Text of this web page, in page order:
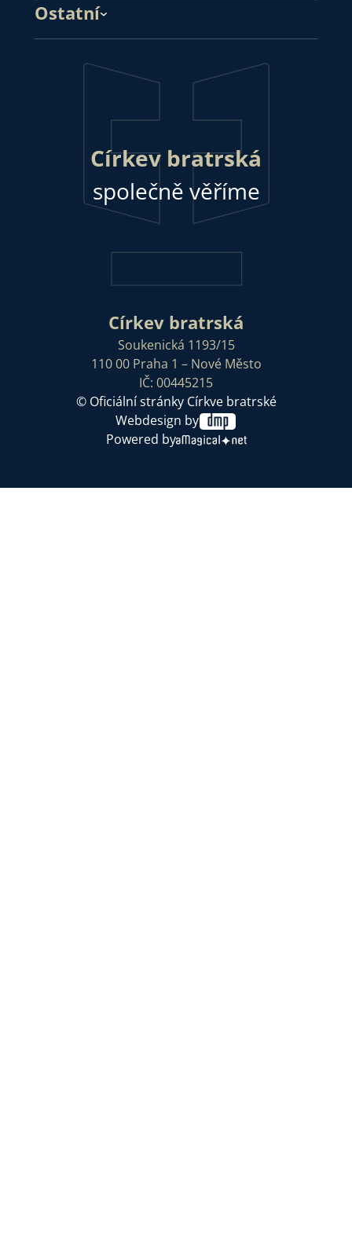
Ostatní
Církev bratrská
společně věříme
Církev bratrská
Soukenická 1193/15
110 00 Praha 1 – Nové Město
IČ: 00445215
© Oficiální stránky Církve bratrské
Webdesign by
Powered by